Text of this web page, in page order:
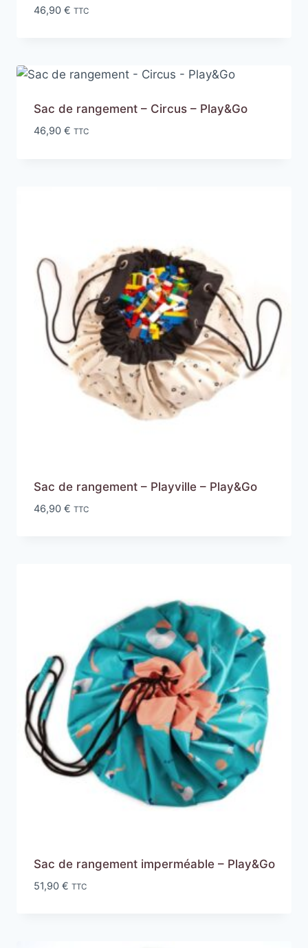
46,90 € TTC
Sac de rangement – Circus – Play&Go
46,90 € TTC
Sac de rangement – Playville – Play&Go
46,90 € TTC
Sac de rangement imperméable – Play&Go
51,90 € TTC